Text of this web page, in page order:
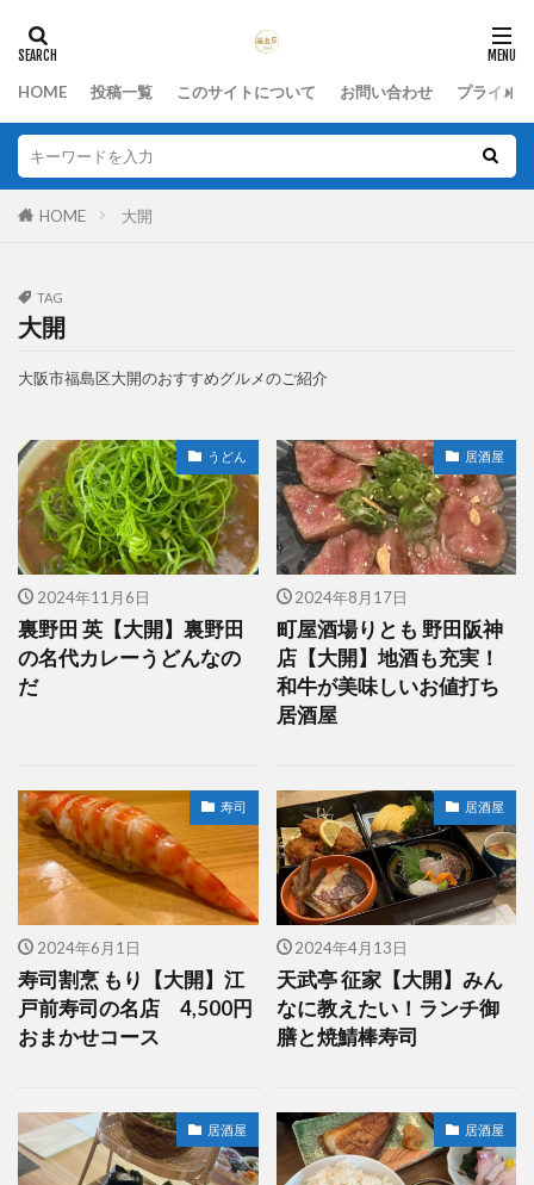
HOME 投稿一覧 このサイトについて お問い合わせ プライバ
HOME 大開
TAG
大開
大阪市福島区大開のおすすめグルメのご紹介
うどん
2024年11月6日
裏野田 英【大開】裏野田
の名代カレーうどんなの
だ
居酒屋
2024年8月17日
町屋酒場りとも 野田阪神
店【大開】地酒も充実！
和牛が美味しいお値打ち
居酒屋
寿司
2024年6月1日
寿司割烹 もり【大開】江
戸前寿司の名店 4,500円
おまかせコース
居酒屋
2024年4月13日
天武亭 征家【大開】みん
なに教えたい！ランチ御
膳と焼鯖棒寿司
居酒屋 居酒屋